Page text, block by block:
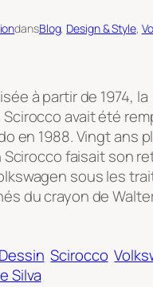
dansBlog, Design & Style,
à partir de 1974, la
avait été
en 1988. Vingt ans
Scirocco faisait son
sous les
du crayon de
Dessin Scirocco
Silva